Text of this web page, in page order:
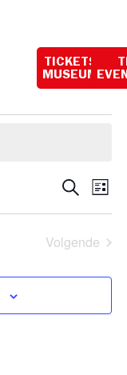
TICKETS
MUSEUM
en
Zoeken
Lijst
Volgende